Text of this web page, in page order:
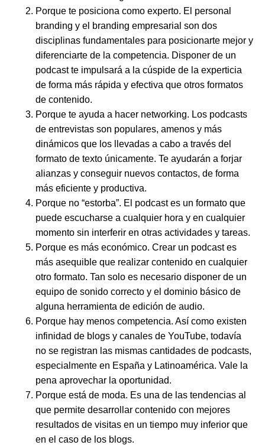
Porque te posiciona como experto. El personal
branding y el branding empresarial son dos
disciplinas fundamentales para posicionarte mejor y
diferenciarte de la competencia. Disponer de un
podcast te impulsará a la cúspide de la experticia
de forma más rápida y efectiva que otros formatos
de contenido.
Porque te ayuda a hacer networking. Los podcasts
de entrevistas son populares, amenos y más
dinámicos que los llevadas a cabo a través del
formato de texto únicamente. Te ayudarán a forjar
alianzas y conseguir nuevos contactos, de forma
más eficiente y productiva.
Porque no “estorba”. El podcast es un formato que
puede escucharse a cualquier hora y en cualquier
momento sin interferir en otras actividades y tareas.
Porque es más económico. Crear un podcast es
más asequible que realizar contenido en cualquier
otro formato. Tan solo es necesario disponer de un
equipo de sonido correcto y el dominio básico de
alguna herramienta de edición de audio.
Porque hay menos competencia. Así como existen
infinidad de blogs y canales de YouTube, todavía
no se registran las mismas cantidades de podcasts,
especialmente en España y Latinoamérica. Vale la
pena aprovechar la oportunidad.
Porque está de moda. Es una de las tendencias al
que permite desarrollar contenido con mejores
resultados de visitas en un tiempo muy inferior que
en el caso de los blogs.